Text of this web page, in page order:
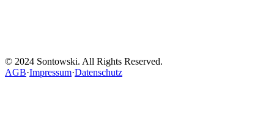
© 2024 Sontowski. All Rights Reserved.
AGB·Impressum·Datenschutz